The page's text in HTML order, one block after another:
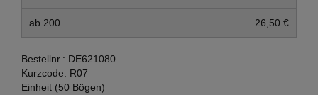
ab 200 26,50 €
Bestellnr.: DE621080
Kurzcode: R07
Einheit (50 Bögen)